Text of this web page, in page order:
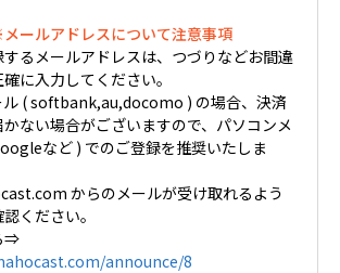
ールアドレスについて注意事項
するメールアドレスは、つづりなどお間違
に入力してください。
ル ( softbank,au,docomo ) の場合、決済
ない場合がございますので、パソコンメ
など ) でのご登録を推奨いたしま
からのメールが受け取れるよう
ください。
⇒
announce/8